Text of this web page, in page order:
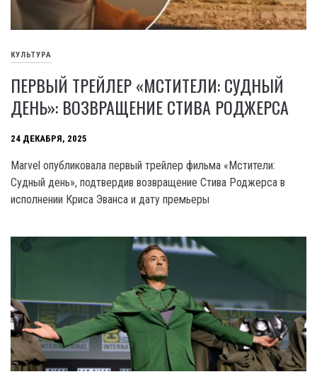
КУЛЬТУРА
ПЕРВЫЙ ТРЕЙЛЕР «МСТИТЕЛИ: СУДНЫЙ
ДЕНЬ»: ВОЗВРАЩЕНИЕ СТИВА РОДЖЕРСА
24 ДЕКАБРЯ, 2025
Marvel опубликовала первый трейлер фильма «Мстители:
Судный день», подтвердив возвращение Стива Роджерса в
исполнении Криса Эванса и дату премьеры